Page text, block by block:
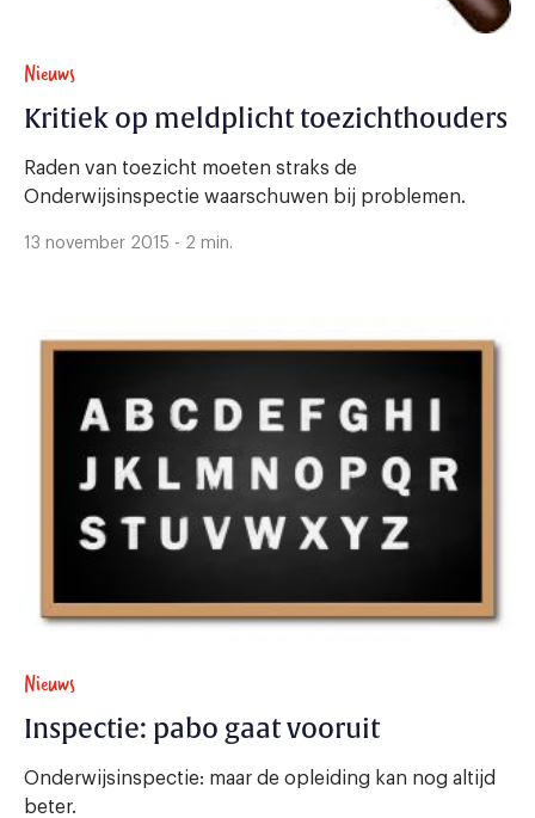
Nieuws
Kritiek op meldplicht toezichthouders
Raden van toezicht moeten straks de
Onderwijsinspectie waarschuwen bij problemen.
13 november 2015 - 2 min.
Nieuws
Inspectie: pabo gaat vooruit
Onderwijsinspectie: maar de opleiding kan nog altijd
beter.